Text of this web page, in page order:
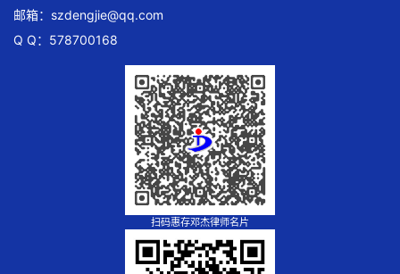
邮箱： szdengjie@qq.com
Q Q：578700168
扫码惠存邓杰律师名片